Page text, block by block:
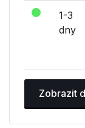
1-3
dny
Zobrazit